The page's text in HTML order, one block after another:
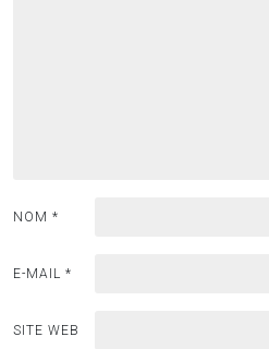
NOM *
E-MAIL *
SITE WEB